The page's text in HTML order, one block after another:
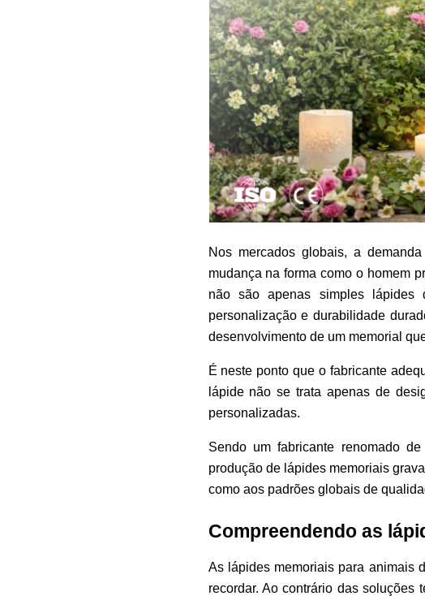
Nos mercados globais, a
mudança na forma como o homem
não são apenas simples lápides
personalização e durabilidade
desenvolvimento de um memorial
É neste ponto que o fabricante
lápide não se trata apenas de
personalizadas.
Sendo um fabricante renomado
produção de lápides memoriais
como aos padrões globais de
Compreendendo as
As lápides memoriais para animais
recordar. Ao contrário das soluções